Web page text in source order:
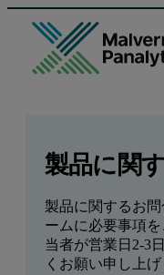
製品に関
製品に関するお
ームに必要事項
当者が営業日2-3
くお願い申し上げ